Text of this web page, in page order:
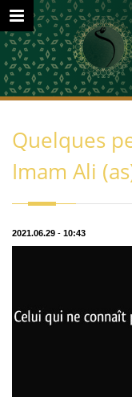
Quelques
Imam Ali
2021.06.29 - 10:43